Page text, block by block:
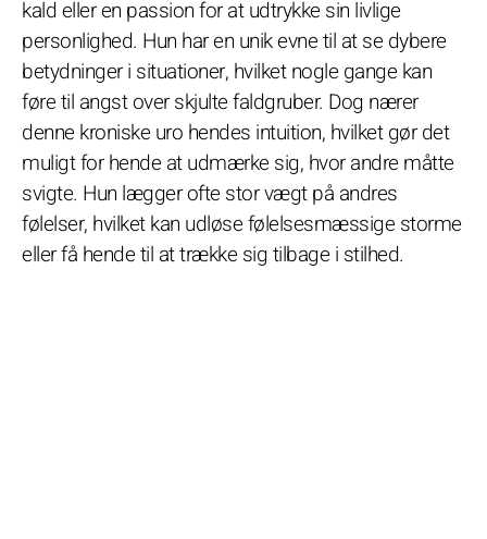
kald eller en passion for at udtrykke sin livlige
personlighed. Hun har en unik evne til at se dybere
betydninger i situationer, hvilket nogle gange kan
føre til angst over skjulte faldgruber. Dog nærer
denne kroniske uro hendes intuition, hvilket gør det
muligt for hende at udmærke sig, hvor andre måtte
svigte. Hun lægger ofte stor vægt på andres
følelser, hvilket kan udløse følelsesmæssige storme
eller få hende til at trække sig tilbage i stilhed.